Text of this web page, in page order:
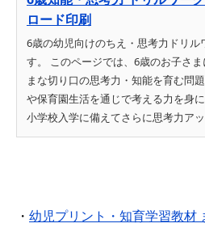
ロード印刷
6歳の幼児向けのちえ・思考力ドリ
す。 このページでは、6歳のお子さ
まな切り口の思考力・知能を育む問
や保育園生活を通じで考える力を身
小学校入学に備えてさらに思考力ア
・ 幼児プリント・知育学習教材